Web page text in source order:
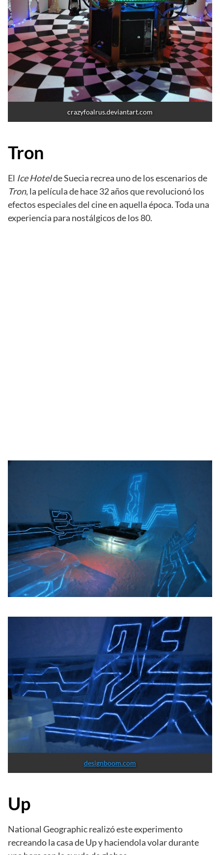
crazyfoalrus.deviantart.com
Tron
El Ice Hotelde Suecia recrea uno de los escenarios de
Tron, la película de hace 32 años que revolucionó los
efectos especiales del cine en aquella época. Toda una
experiencia para nostálgicos de los 80.
designboom.com
Up
National Geographic realizó este experimento
recreando la casa de Up y haciendola volar durante